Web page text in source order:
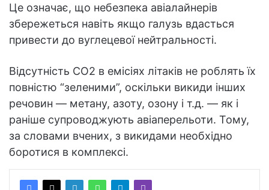
Це означає, що небезпека авіалайнерів
збережеться навіть якщо галузь вдасться
привести до вуглецевої нейтральності.
Відсутність CO2 в емісіях літаків не роблять їх
повністю “зеленими”, оскільки викиди інших
речовин — метану, азоту, озону і т.д. — як і
раніше супроводжують авіаперельоти. Тому,
за словами вчених, з викидами необхідно
боротися в комплексі.